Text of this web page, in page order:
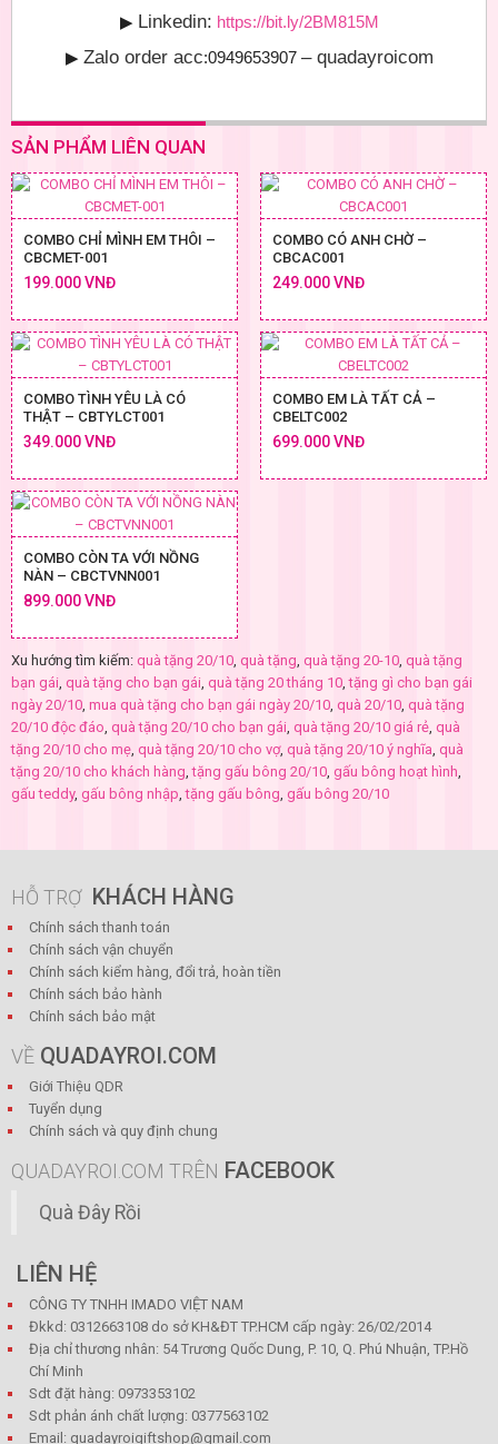
▶ Linkedin: https://bit.ly/2BM815M
▶ Zalo order acc:0949653907 – quadayroicom
SẢN PHẨM LIÊN QUAN
COMBO CHỈ MÌNH EM THÔI –
CBCMET-001
199.000 VNĐ
COMBO CÓ ANH CHỜ –
CBCAC001
249.000 VNĐ
COMBO TÌNH YÊU LÀ CÓ
THẬT – CBTYLCT001
349.000 VNĐ
COMBO EM LÀ TẤT CẢ –
CBELTC002
699.000 VNĐ
COMBO CÒN TA VỚI NỒNG
NÀN – CBCTVNN001
899.000 VNĐ
Xu hướng tìm kiếm: quà tặng 20/10, quà tặng, quà tặng 20-10, quà tặng
bạn gái, quà tặng cho bạn gái, quà tặng 20 tháng 10,tặng gì cho bạn gái
ngày 20/10, mua quà tặng cho bạn gái ngày 20/10, quà 20/10, quà tặng
20/10 độc đáo, quà tặng 20/10 cho bạn gái, quà tặng 20/10 giá rẻ, quà
tặng 20/10 cho mẹ, quà tặng 20/10 cho vợ, quà tặng 20/10 ý nghĩa, quà
tặng 20/10 cho khách hàng,tặng gấu bông 20/10, gấu bông hoạt hình,
gấu teddy, gấu bông nhập,tặng gấu bông, gấu bông 20/10
HỖ TRỢ KHÁCH HÀNG
Chính sách thanh toán
Chính sách vận chuyển
Chính sách kiểm hàng, đổi trả, hoàn tiền
Chính sách bảo hành
Chính sách bảo mật
VỀ QUADAYROI.COM
Giới Thiệu QDR
Tuyển dụng
Chính sách và quy định chung
QUADAYROI.COM TRÊN FACEBOOK
Quà Đây Rồi
LIÊN HỆ
CÔNG TY TNHH IMADO VIỆT NAM
Đkkd: 0312663108 do sở KH&ĐT TP.HCM cấp ngày: 26/02/2014
Địa chỉ thương nhân: 54 Trương Quốc Dung, P. 10, Q. Phú Nhuận, TP.Hồ
Chí Minh
Sdt đặt hàng: 0973353102
Sdt phản ánh chất lượng: 0377563102
Email: quadayroigiftshop@gmail.com